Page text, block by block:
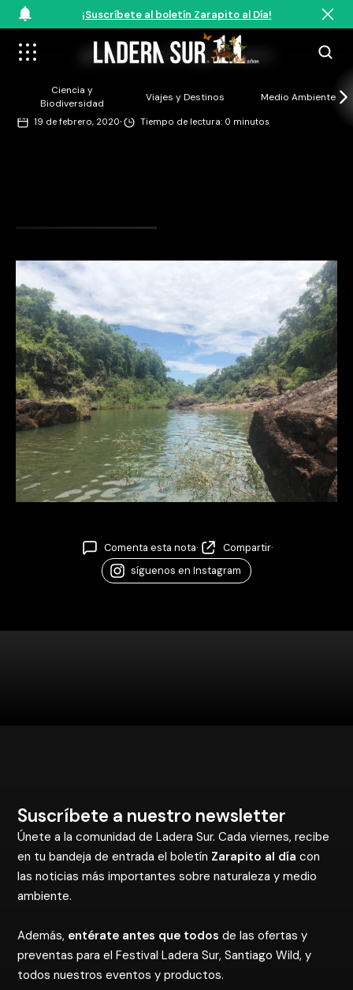
¡Suscríbete al boletín Zarapito al Día!
Ciencia y
Biodiversidad
Viajes y Destinos Medio Ambiente
@Verónica Droppelmann
19 de febrero, 2020· Tiempo de lectura: 0 minutos
Comenta esta nota· Compartir·
síguenos en Instagram
Suscríbete a nuestro newsletter
Únete a la comunidad de Ladera Sur. Cada viernes, recibe
en tu bandeja de entrada el boletín Zarapito al día con
las noticias más importantes sobre naturaleza y medio
ambiente.
Además, entérate antes que todos de las ofertas y
preventas para el Festival Ladera Sur, Santiago Wild, y
todos nuestros eventos y productos.